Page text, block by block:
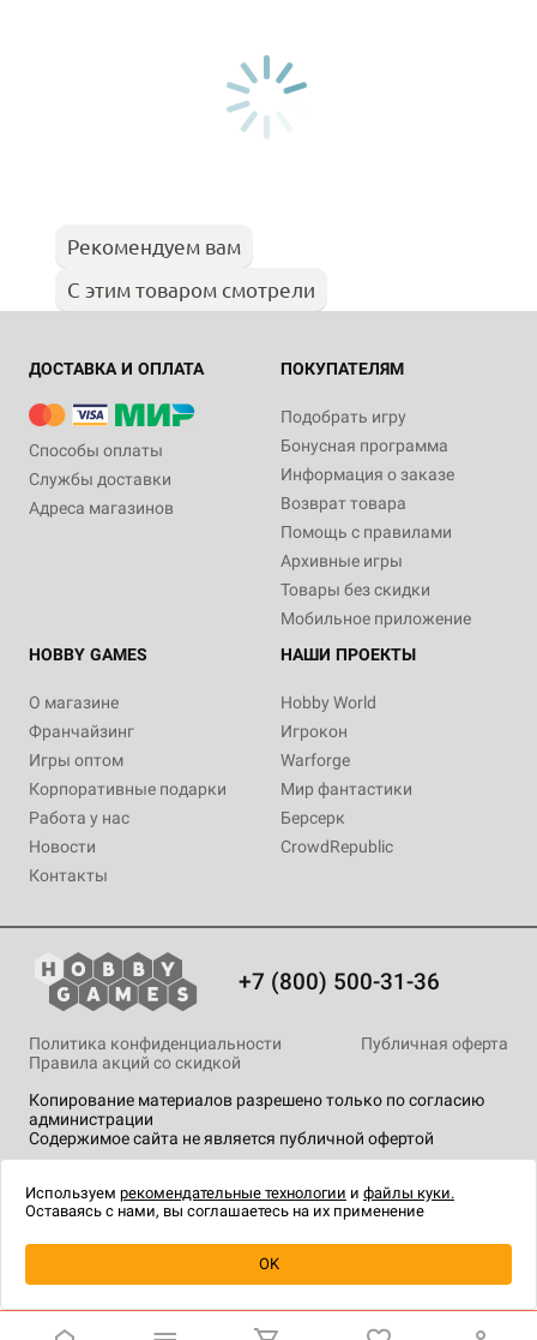
Уведомить о наличии
Рекомендуем вам
С этим товаром смотрели
ДОСТАВКА И ОПЛАТА
Способы оплаты
Службы доставки
Адреса магазинов
ПОКУПАТЕЛЯМ
Подобрать игру
Бонусная программа
Информация о заказе
Возврат товара
Помощь с правилами
Архивные игры
Товары без скидки
Мобильное приложение
HOBBY GAMES
О магазине
Франчайзинг
Игры оптом
Корпоративные подарки
Работа у нас
Новости
Контакты
НАШИ ПРОЕКТЫ
Hobby World
Игрокон
Warforge
Мир фантастики
Берсерк
CrowdRepublic
+7 (800) 500-31-36
Копирование материалов разрешено только по согласию
администрации
Содержимое сайта не является публичной офертой
Политика конфиденциальности
Публичная оферта
Правила акций со скидкой
технологии.
Используем рекомендательные технологии и файлы куки.
Оставаясь с нами, вы соглашаетесь на их применение
OK